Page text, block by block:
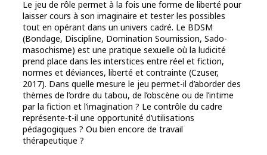
Le jeu de rôle permet à la fois une forme de liberté pour
laisser cours à son imaginaire et tester les possibles
tout en opérant dans un univers cadré. Le BDSM
(Bondage, Discipline, Domination Soumission, Sado-
masochisme) est une pratique sexuelle où la ludicité
prend place dans les interstices entre réel et fiction,
normes et déviances, liberté et contrainte (Czuser,
2017). Dans quelle mesure le jeu permet-il d’aborder des
thèmes de l’ordre du tabou, de l’obscène ou de l’intime
par la fiction et l’imagination ? Le contrôle du cadre
représente-t-il une opportunité d’utilisations
pédagogiques ? Ou bien encore de travail
thérapeutique ?